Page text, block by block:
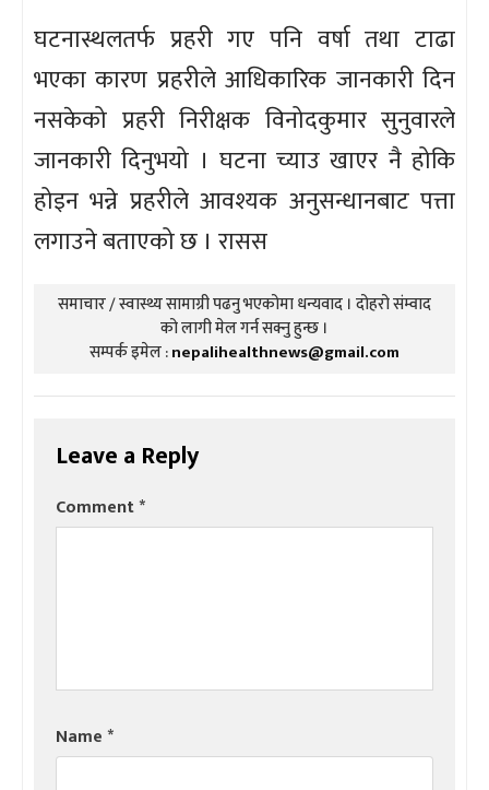
घटनास्थलतर्फ प्रहरी गए पनि वर्षा तथा टाढा
भएका कारण प्रहरीले आधिकारिक जानकारी दिन
नसकेको प्रहरी निरीक्षक विनोदकुमार सुनुवारले
जानकारी दिनुभयो । घटना च्याउ खाएर नै होकि
होइन भन्ने प्रहरीले आवश्यक अनुसन्धानबाट पत्ता
लगाउने बताएको छ । रासस
समाचार / स्वास्थ्य सामाग्री पढनु भएकोमा धन्यवाद । दोहरो संम्वाद
को लागी मेल गर्न सक्नु हुन्छ ।
सम्पर्क इमेल :nepalihealthnews@gmail.com
Leave a Reply
Comment*
Name*